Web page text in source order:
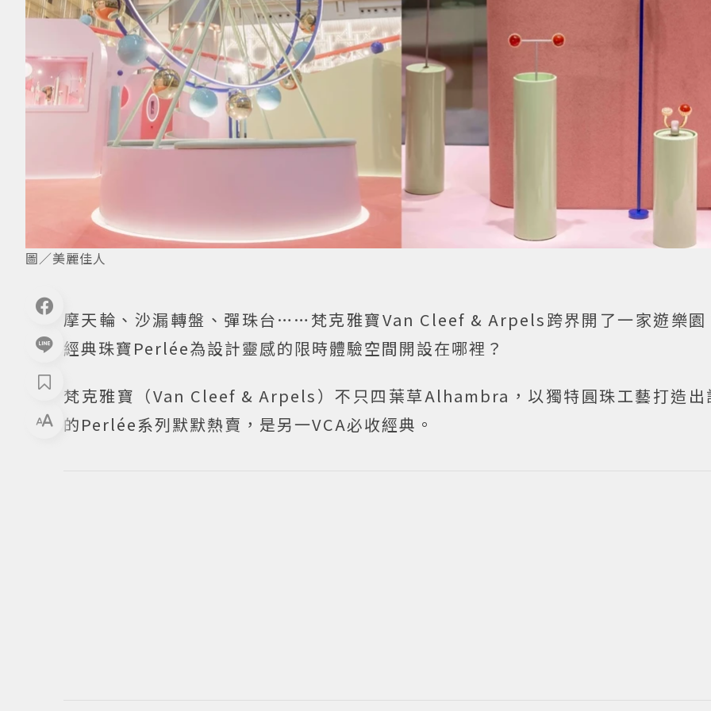
圖／美麗佳人
摩天輪、沙漏轉盤、彈珠台……梵克雅寶Van Cleef & Arpels跨界開了一家遊樂園
經典珠寶Perlée為設計靈感的限時體驗空間開設在哪裡？
梵克雅寶（Van Cleef & Arpels）不只四葉草Alhambra，以獨特圓珠工藝打造出
的Perlée系列默默熱賣，是另一VCA必收經典。